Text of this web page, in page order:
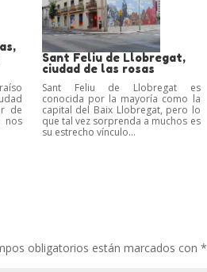
de
nos
Sant Feliu de Llobregat,
ciudad de las rosas
Sant Feliu de Llobregat es
conocida por la mayoría como la
capital del Baix Llobregat, pero lo
que tal vez sorprenda a muchos es
su estrecho vínculo...
obligatorios están marcados con*